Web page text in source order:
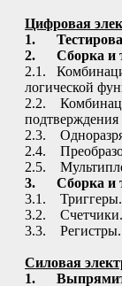
Цифровая
1.
2. Сборка и
2.1.
логической
2.2.
подтверждения
2.3.
2.4.
2.5.
3. Сборка и
3.1. Триггеры.
3.2. Счетчики.
3.3. Регистры.
Силовая
1.